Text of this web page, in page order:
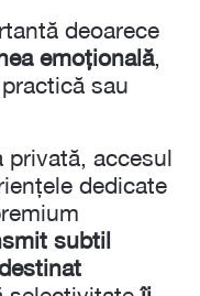
deoarece
emoțională,
sau
privată, accesul
dedicate
subtil